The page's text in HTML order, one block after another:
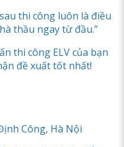
thi công luôn là điều
thầu ngay từ đầu.”
thi công ELV của bạn
đề xuất tốt nhất!
Công, Hà Nội